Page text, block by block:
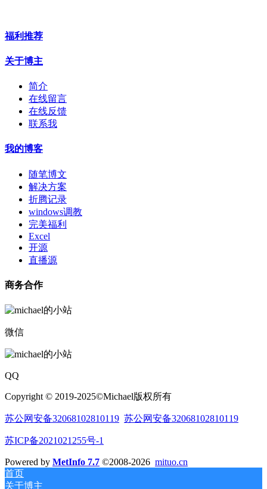
福利推荐
关于博主
简介
在线留言
在线反馈
联系我
我的博客
随笔博文
解决方案
折腾记录
windows调教
完美福利
Excel
开源
直播源
商务合作
微信
QQ
Copyright © 2019-2025©Michael版权所有
苏公网安备32068102810119 苏公网安备32068102810119
苏ICP备2021021255号-1
Powered by MetInfo 7.7 ©2008-2026 mituo.cn
首页
关于博主